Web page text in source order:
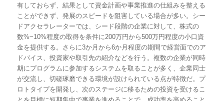
有しておらず、結果として資金計画や事業推進の仕組みを整える
ことができず、発展のスピードを阻害している場合が多い。シー
ドアクセラレーターでは、シード段階の企業に対して、株式の
数%~10%程度の取得を条件に200万円から500万円程度の小口資
金を提供する。さらに3か月から6か月程度の期間で経営面でのア
ドバイス、投資家や取引先の紹介などを行う。複数の企業が同時
期にプログラムに参加するシステムを取ることが多く、企業同士
が交流し、切磋琢磨できる環境が設けられている点が特徴だ。プ
ロトタイプを開発し、次のステージに移るための投資を受けるこ